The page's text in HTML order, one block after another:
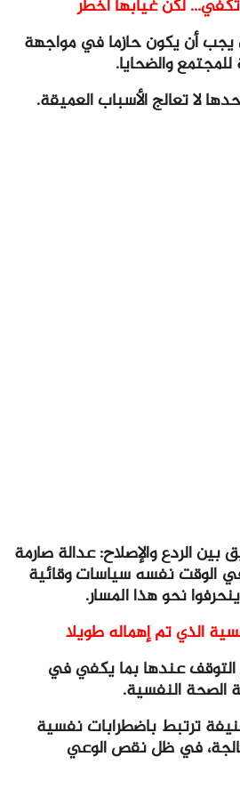
تكفي… لكن غيابها أخطر
يجب أن يكون حازما في مواجهة
للمجتمع والضحايا.
لا تعالج الأسباب العميقة.
الردع والإصلاح: عدالة صارمة
الوقت نفسه سياسات وقائية
نحو هذا المسار.
الذي تم إهماله طويلا
التوقف عندها بما يكفي في
الصحة النفسية.
ترتبط باضطرابات نفسية
في ظل نقص الوعي